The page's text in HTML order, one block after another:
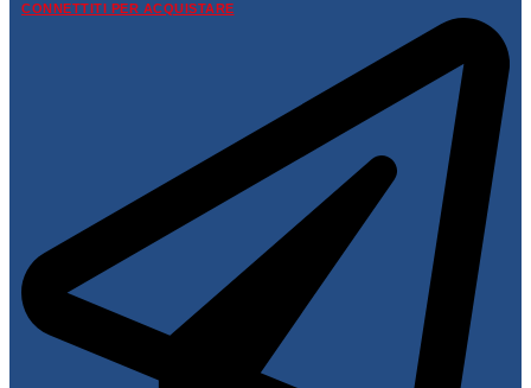
CONNETTITI PER ACQUISTARE